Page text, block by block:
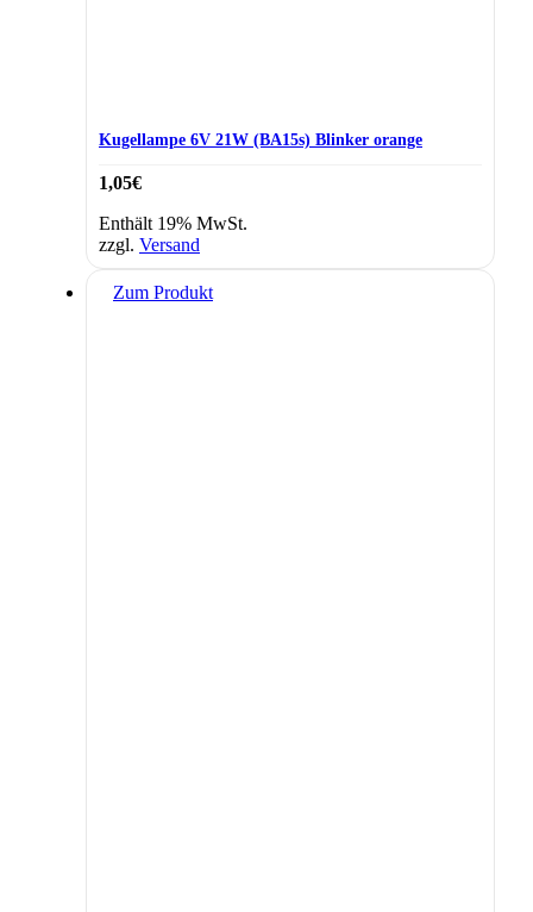
Kugellampe 6V 21W (BA15s) Blinker orange
1,05€
Enthält 19% MwSt.
zzgl. Versand
Zum Produkt